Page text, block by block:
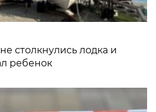
столкнулись лодка и
ребенок